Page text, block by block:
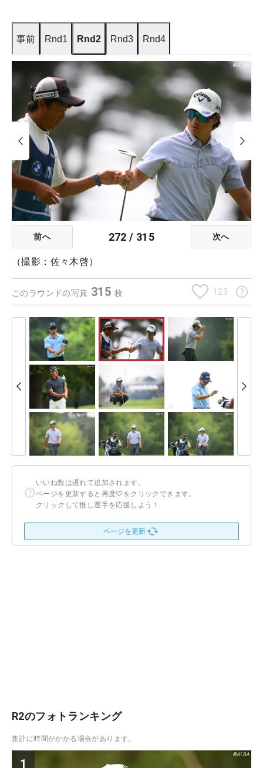
事前 Rnd1 Rnd2 Rnd3 Rnd4
前へ 272 / 315 次へ
（撮影：佐々木啓）
このラウンドの写真 315 枚 123
いいね数は遅れて追加されます。
ページを更新すると再度♡をクリックできます。
クリックして推し選手を応援しよう！
ページを更新
R2のフォトランキング
集計に時間がかかる場合があります。
1